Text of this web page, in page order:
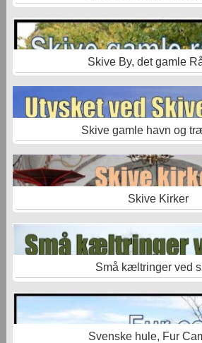
Skive By, det gamle
Skive gamle havn og
Skive Kirker
Små kæltringer ved
Svenske hule, Fur